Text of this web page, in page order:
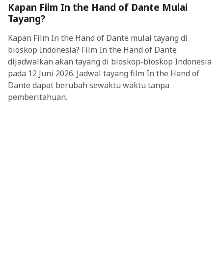
Kapan Film In the Hand of Dante Mulai
Tayang?
Kapan Film In the Hand of Dante mulai tayang di
bioskop Indonesia? Film In the Hand of Dante
dijadwalkan akan tayang di bioskop-bioskop Indonesia
pada 12 Juni 2026. Jadwal tayang film In the Hand of
Dante dapat berubah sewaktu waktu tanpa
pemberitahuan.